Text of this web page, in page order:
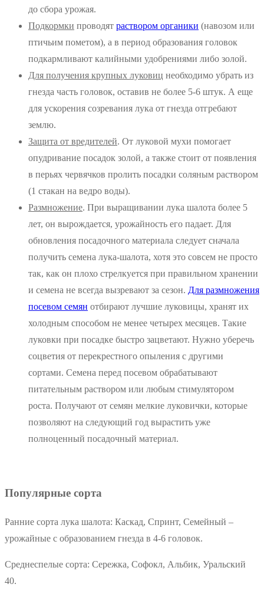
до сбора урожая.
Подкормки проводят раствором органики (навозом или
птичьим пометом), а в период образования головок
подкармливают калийными удобрениями либо золой.
Для получения крупных луковиц необходимо убрать из
гнезда часть головок, оставив не более 5-6 штук. А еще
для ускорения созревания лука от гнезда отгребают
землю.
Защита от вредителей. От луковой мухи помогает
опудривание посадок золой, а также стоит от появления
в перьях червячков пролить посадки соляным раствором
(1 стакан на ведро воды).
Размножение. При выращивании лука шалота более 5
лет, он вырождается, урожайность его падает. Для
обновления посадочного материала следует сначала
получить семена лука-шалота, хотя это совсем не просто
так, как он плохо стрелкуется при правильном хранении
и семена не всегда вызревают за сезон. Для размножения
посевом семян отбирают лучшие луковицы, хранят их
холодным способом не менее четырех месяцев. Такие
луковки при посадке быстро зацветают. Нужно уберечь
соцветия от перекрестного опыления с другими
сортами. Семена перед посевом обрабатывают
питательным раствором или любым стимулятором
роста. Получают от семян мелкие луковички, которые
позволяют на следующий год вырастить уже
полноценный посадочный материал.
Популярные сорта
Ранние сорта лука шалота: Каскад, Спринт, Семейный –
урожайные с образованием гнезда в 4-6 головок.
Среднеспелые сорта: Сережка, Софокл, Альбик, Уральский
40.